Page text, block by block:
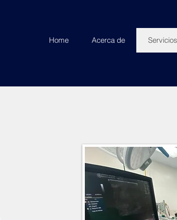
Home Acerca de Servicios